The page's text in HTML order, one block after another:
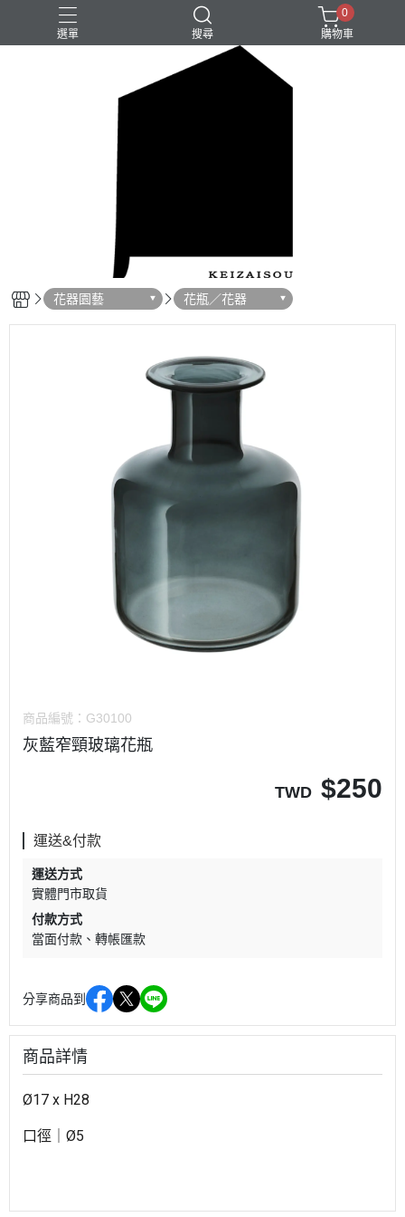
選單 搜尋
0
購物車
花器園藝 花瓶／花器
商品編號： G30100
灰藍窄頸玻璃花瓶
TWD $250
運送&付款
運送方式
實體門市取貨
付款方式
當面付款
轉帳匯款
分享商品到
商品詳情
Ø17 x H28
口徑｜ Ø5